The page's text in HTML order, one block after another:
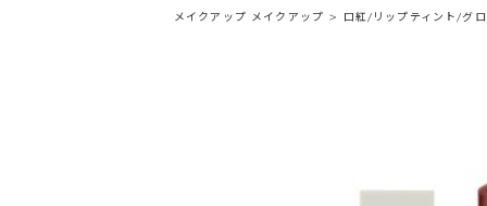
メイクアップ メイクアップ > 口紅/リップティント/グ